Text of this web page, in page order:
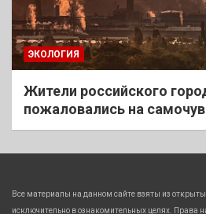
ЭКОЛОГИЯ
Жители российского
пожаловались на
Все материалы на данном сайте взяты из
исключительно в ознакомительных целях. Права